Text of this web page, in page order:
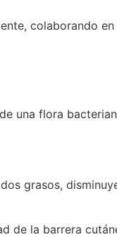
colaborando
una flora
grasos,
de la barrera